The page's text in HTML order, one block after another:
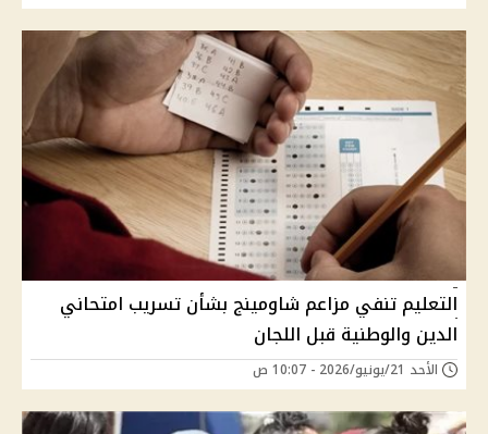
التعليم تنفي مزاعم شاومينج بشأن تسريب امتحاني
الدين والوطنية قبل اللجان
الأحد 21/يونيو/2026 - 10:07 ص